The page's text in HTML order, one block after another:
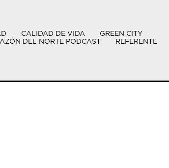
CALIDAD DE VIDA
GREEN CITY
DEL NORTE PODCAST REFERENTE